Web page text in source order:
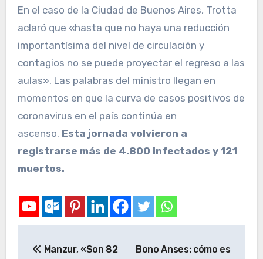
En el caso de la Ciudad de Buenos Aires, Trotta
aclaró que «hasta que no haya una reducción
importantísima del nivel de circulación y
contagios no se puede proyectar el regreso a las
aulas». Las palabras del ministro llegan en
momentos en que la curva de casos positivos de
coronavirus en el país continúa en
ascenso. Esta jornada volvieron a
registrarse más de 4.800 infectados y 121
muertos.
Manzur, «Son 82
Bono Anses: cómo es